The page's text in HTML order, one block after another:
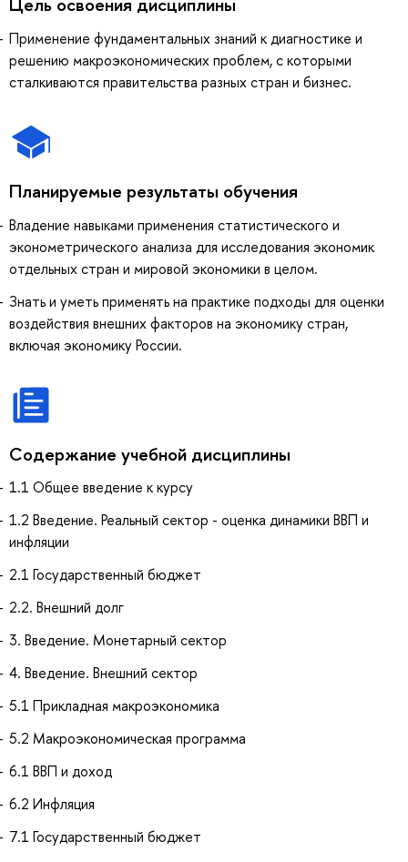
Применение фундаментальных знаний к диагностике и
решению макроэкономических проблем, с которыми
сталкиваются правительства разных стран и бизнес.
Планируемые результаты обучения
Владение навыками применения статистического и
эконометрического анализа для исследования экономик
отдельных стран и мировой экономики в целом.
Знать и уметь применять на практике подходы для оценки
воздействия внешних факторов на экономику стран,
включая экономику России.
Содержание учебной дисциплины
1.1 Общее введение к курсу
1.2 Введение. Реальный сектор - оценка динамики ВВП и
инфляции
2.1 Государственный бюджет
2.2. Внешний долг
3. Введение. Монетарный сектор
4. Введение. Внешний сектор
5.1 Прикладная макроэкономика
5.2 Макроэкономическая программа
6.1 ВВП и доход
6.2 Инфляция
7.1 Государственный бюджет